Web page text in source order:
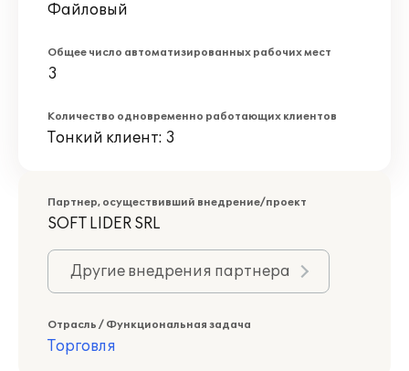
Файловый
Общее число автоматизированных рабочих мест
3
Количество одновременно работающих клиентов
Тонкий клиент: 3
Партнер, осуществивший внедрение/проект
SOFT LIDER SRL
Другие внедрения партнера
Отрасль / Функциональная задача
Торговля